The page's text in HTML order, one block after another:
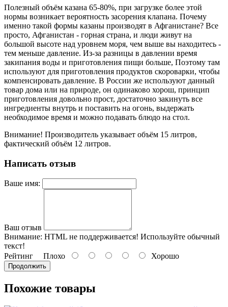
Полезный объём казана 65-80%, при загрузке более этой
нормы возникает вероятность засорения клапана. Почему
именно такой формы казаны производят в Афганистане? Все
просто, Афганистан - горная страна, и люди живут на
большой высоте над уровнем моря, чем выше вы находитесь -
тем меньше давление. Из-за разницы в давлении время
закипания воды и приготовления пищи больше, Поэтому там
используют для приготовления продуктов скороварки, чтобы
компенсировать давление. В России же используют данный
товар дома или на природе, он одинаково хорош, принцип
приготовления довольно прост, достаточно закинуть все
ингредиенты внутрь и поставить на огонь, выдержать
необходимое время и можно подавать блюдо на стол.
Внимание! Производитель указывает объём 15 литров,
фактический объём 12 литров.
Написать отзыв
Ваше имя:
Ваш отзыв
Внимание: HTML не поддерживается! Используйте обычный
текст!
Рейтинг Плохо Хорошо
Продолжить
Похожие товары